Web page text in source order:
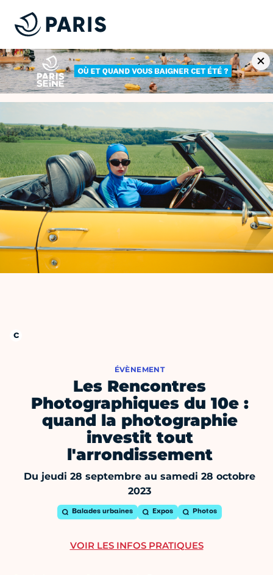
ÉVÈNEMENT
Les Rencontres
Photographiques du 10e :
quand la photographie
investit tout
l'arrondissement
Du jeudi 28 septembre au samedi 28 octobre
2023
Balades urbaines Expos Photos
VOIR LES INFOS PRATIQUES